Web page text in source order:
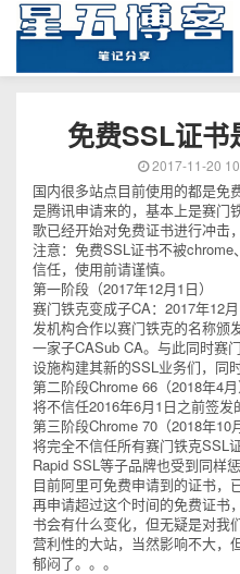
免费SSL证书
2017-11-20
国内很多站点目前使用的都是免
是腾讯申请来的，基本上是赛门
歌已经开始对免费证书进行冲击
注意：免费SSL证书不被
信任，使用前请谨慎。
第一阶段（2017年12月1日）
赛门铁克变成子CA：2017年12
发机构合作以赛门铁克的名称颁
一家子CASub CA。与此同时赛
设施构建其新的SSL业务们，同
第二阶段Chrome 66（2018年4月
将不信任2016年6月1日之前签发
第三阶段Chrome 70（2018年10月
将完全不信任所有赛门铁克SSL
Rapid SSL等子品牌也受到同样惩
目前阿里可免费申请到的证书，
再申请超过这个时间的免费证书
书会有什么变化，但无疑是对我
营利性的大站，当然影响不大，
郁闷了。。。